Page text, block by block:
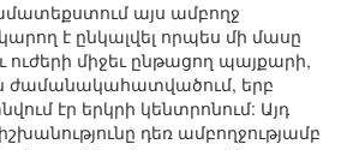
այս ամբողջ
է ընկալվել որպես մի մասը
ուժերի միջեւ ընթացող պայքարի,
ժամանակահատվածում, երբ
էր երկրի կենտրոնում: Այդ
դեռ ամբողջությամբ